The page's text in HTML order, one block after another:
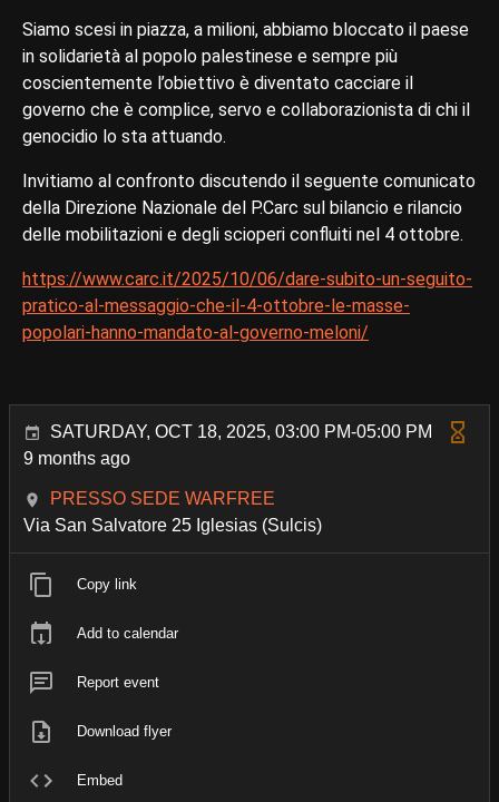
Siamo scesi in piazza, a milioni, abbiamo bloccato il paese
in solidarietà al popolo palestinese e sempre più
coscientemente l’obiettivo è diventato cacciare il
governo che è complice, servo e collaborazionista di chi il
genocidio lo sta attuando.
Invitiamo al confronto discutendo il seguente comunicato
della Direzione Nazionale del P.Carc sul bilancio e rilancio
delle mobilitazioni e degli scioperi confluiti nel 4 ottobre.
https://www.carc.it/2025/10/06/dare-subito-un-seguito-
pratico-al-messaggio-che-il-4-ottobre-le-masse-
popolari-hanno-mandato-al-governo-meloni/
SATURDAY, OCT 18, 2025, 03:00 PM-05:00 PM
9 months ago
PRESSO SEDE WARFREE
Via San Salvatore 25 Iglesias (Sulcis)
Copy link
Add to calendar
Report event
Download flyer
Embed